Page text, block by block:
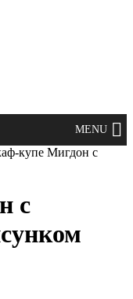
купе Мигдон с
с